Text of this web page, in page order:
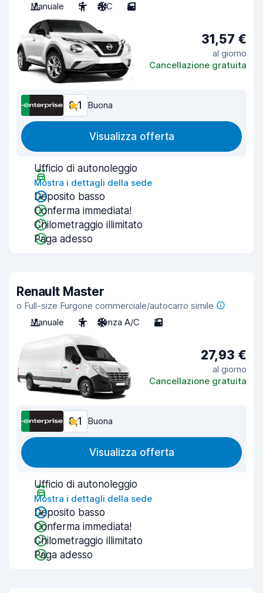
Manuale
5 A/C 5
31,57 €
al giorno
Cancellazione gratuita
8,1 Buona
Visualizza offerta
Ufficio di autonoleggio
Mostra i dettagli della sede
Deposito basso
Conferma immediata!
Chilometraggio illimitato
Paga adesso
Renault Master
o Full-size Furgone commerciale/autocarro simile
Manuale
3 Senza A/C 2
27,93 €
al giorno
Cancellazione gratuita
8,1 Buona
Visualizza offerta
Ufficio di autonoleggio
Mostra i dettagli della sede
Deposito basso
Conferma immediata!
Chilometraggio illimitato
Paga adesso